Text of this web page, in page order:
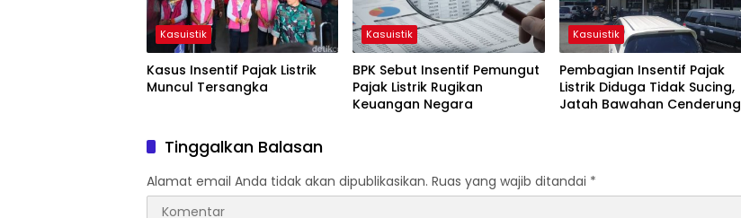
Kasuistik
Kasus Insentif Pajak Listrik
Muncul Tersangka
Kasuistik
BPK Sebut Insentif Pemungut
Pajak Listrik Rugikan
Keuangan Negara
Kasuistik
Pembagian Insentif Pajak
Listrik Diduga Tidak Sucing,
Jatah Bawahan Cenderung
Tinggalkan Balasan
Alamat email Anda tidak akan dipublikasikan. Ruas yang wajib ditandai *